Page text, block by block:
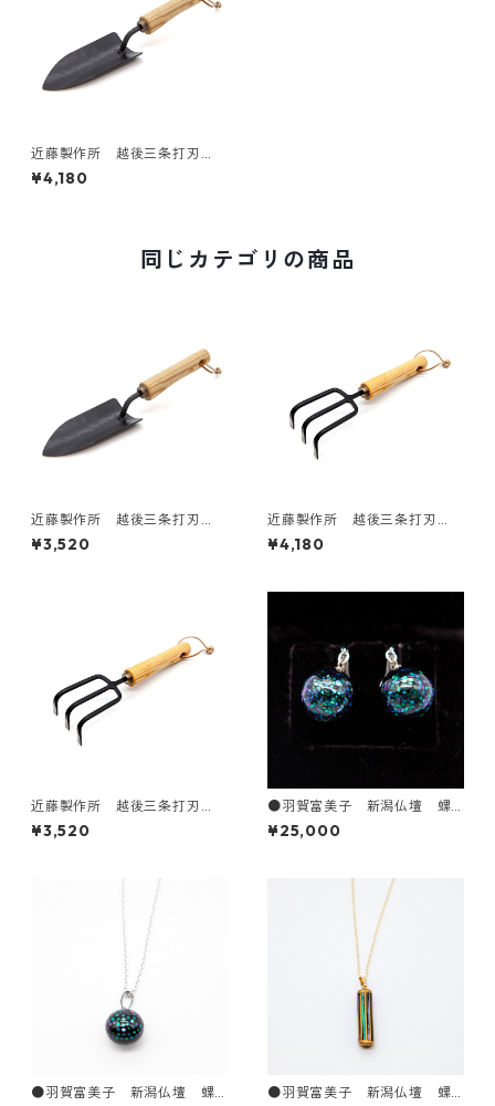
近藤製作所 越後三条打刃
物 移植ゴテ 大
¥4,180
同じカテゴリの商品
近藤製作所 越後三条打刃
物 移植ゴテ 小
¥3,520
近藤製作所 越後三条打刃
物 耕耘フォーク 大
¥4,180
近藤製作所 越後三条打刃
物 耕耘フォーク 小
¥3,520
●羽賀富美子 新潟仏壇 螺
鈿イヤリング（ball）
¥25,000
●羽賀富美子 新潟仏壇 螺
●羽賀富美子 新潟仏壇 螺